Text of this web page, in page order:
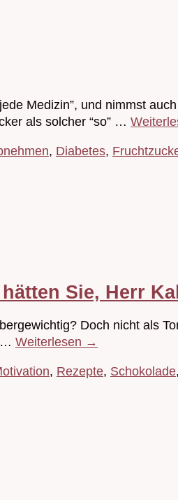
Medizin”, und nimmst
als solcher “so” …
, Diabetes,
Sie, Herr
Doch nicht als
… Weiterlesen →
, Rezepte, Schokolade,